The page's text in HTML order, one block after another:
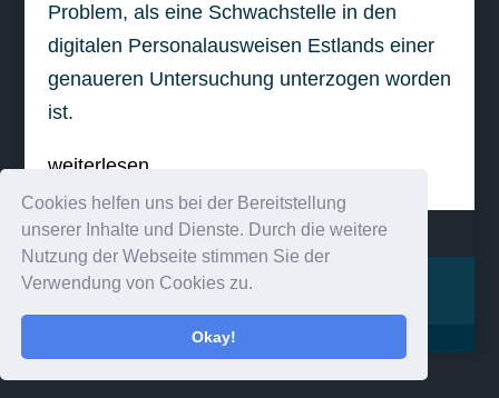
Cookies helfen uns bei der Bereitstellung
unserer Inhalte und Dienste. Durch die weitere
Nutzung der Webseite stimmen Sie der
Verwendung von Cookies zu.
Okay!
Problem, als eine Schwachstelle in den
digitalen Personalausweisen Estlands einer
genaueren Untersuchung unterzogen worden
ist.
weiterlesen
Impressum